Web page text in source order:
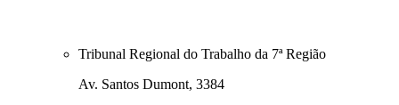
Tribunal Regional do Trabalho da 7ª Região
Av. Santos Dumont, 3384